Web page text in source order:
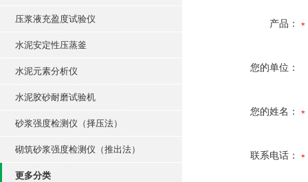
压浆液充盈度试验仪
水泥安定性压蒸釜
水泥元素分析仪
水泥胶砂耐磨试验机
砂浆强度检测仪（择压法）
砌筑砂浆强度检测仪（推出法）
更多分类
产品：
您的单位：
您的姓名：
联系电话：